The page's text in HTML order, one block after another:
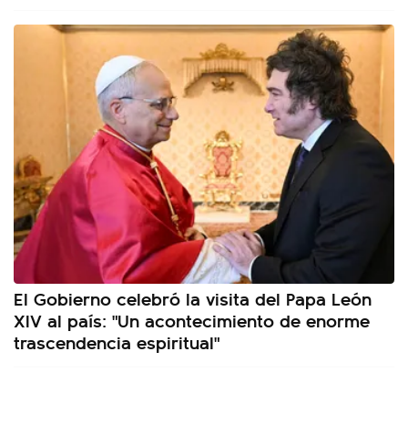
El Gobierno celebró la visita del Papa León
XIV al país: "Un acontecimiento de enorme
trascendencia espiritual"